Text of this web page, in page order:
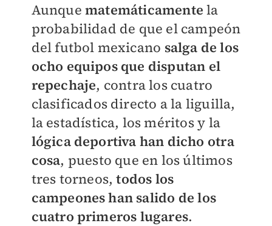
Aunque matemáticamentela
probabilidad de que el campeón
del futbol mexicano salga de los
ocho equipos que disputan el
repechaje, contra los cuatro
clasificados directo a la liguilla,
la estadística, los méritos y la
lógica deportiva han dicho otra
cosa, puesto que en los últimos
tres torneos,todos los
campeones han salido de los
cuatro primeros lugares.